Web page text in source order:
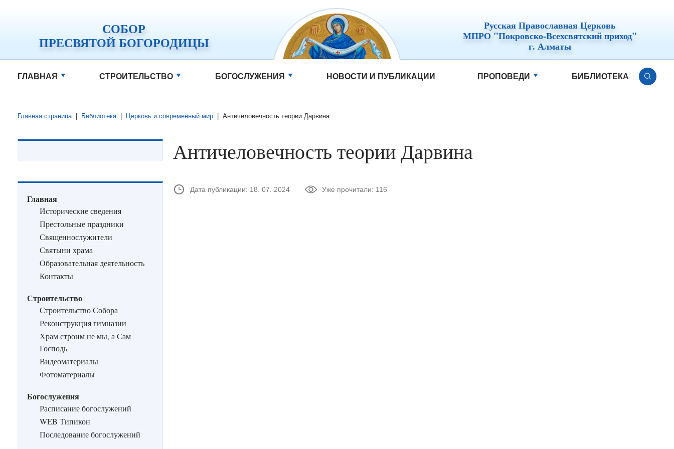
СОБОР
ПРЕСВЯТОЙ БОГОРОДИЦЫ
Русская Православная Церковь
МПРО "Покровско-Всехсвятский приход"
г. Алматы
ГЛАВНАЯ СТРОИТЕЛЬСТВО БОГОСЛУЖЕНИЯ НОВОСТИ И ПУБЛИКАЦИИ ПРОПОВЕДИ БИБЛИОТЕКА
Главная страница | Библиотека | Церковь и современный мир | Античеловечность теории Дарвина
Главная
Исторические сведения
Престольные праздники
Священнослужители
Святыни храма
Образовательная деятельность
Контакты
Строительство
Строительство Собора
Реконструкция гимназии
Храм строим не мы, а Сам
Господь
Видеоматериалы
Фотоматериалы
Богослужения
Расписание богослужений
WEB Типикон
Последование богослужений
Античеловечность теории Дарвина
Дата публикации: 18. 07. 2024 Уже прочитали: 116